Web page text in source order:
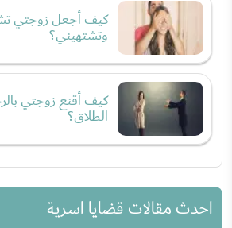
كيف أجعل زوجتي
وتشتهيني؟
كيف أقنع زوجتي
الطلاق؟
احدث مقالات قضايا اسرية